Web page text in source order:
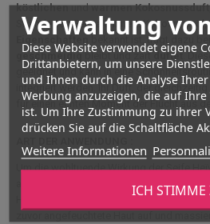
Verwaltung
Diese Website verwendet eigene
Drittanbietern, um unsere
und Ihnen durch die Analyse
Werbung anzuzeigen, die auf
ist. Um Ihre Zustimmung zu ihrer
drücken Sie auf die Schaltfläche
Weitere Informationen
ICH STIMME
köstlichenundwarmen Kokosnussduft
Strände von Fenua erinnert.
bekannt ist, trägt dazu
geschmeidigbleibt und zartduftet.
geeignet und kann in eine
integriert werden. Ihr Duft, der
für einen echten Moment der Flucht aus
Um die wohltuende Wirkung der Seife
auszuschöpfen, schäumen Sie die Seife